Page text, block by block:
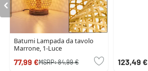
Batumi Lampada da tavolo
Marrone, 1-Luce
77,99 €MSRP:84,99 € 123,49 €